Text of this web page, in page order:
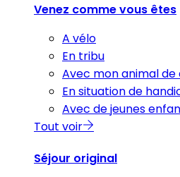
Venez comme vous êtes
A vélo
En tribu
Avec mon animal
En situation de
Avec de jeunes
Tout voir
Séjour original